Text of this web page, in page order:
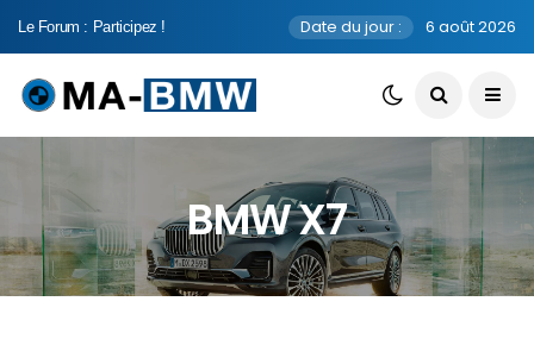
Le Forum : Participez ! Date du jour : 6 août 2026
BMW X7